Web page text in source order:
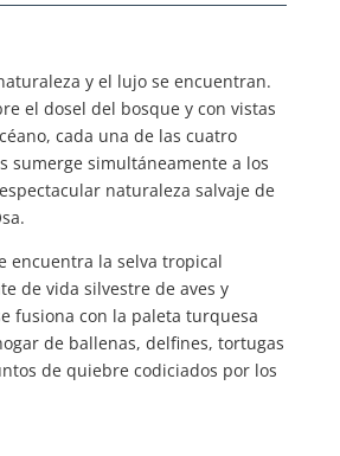
y el lujo se encuentran.
el dosel del bosque y con vistas
cada una de las cuatro
sumerge simultáneamente a los
naturaleza salvaje de
encuentra la selva tropical
de vida silvestre de aves y
fusiona con la paleta turquesa
de ballenas, delfines, tortugas
de quiebre codiciados por los